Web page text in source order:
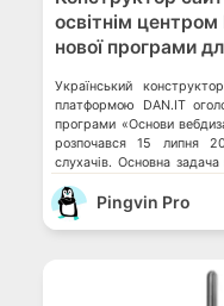
освітнім
нової програми
Український
платформою DAN.IT
програми «Основи
розпочався 15 липня
слухачів. Основна
інструментів чи
Pingvin Pro